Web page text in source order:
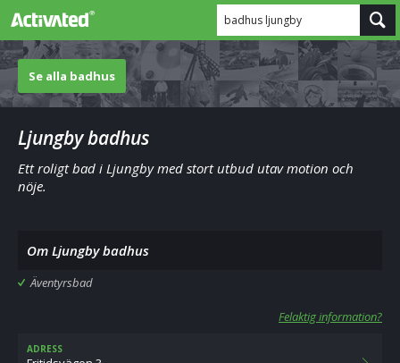
badhus ljungby
Se alla badhus
Ljungby badhus
Ett roligt bad i Ljungby med stort utbud utav motion och
nöje.
Om Ljungby badhus
Äventyrsbad
Felaktig information?
ADRESS